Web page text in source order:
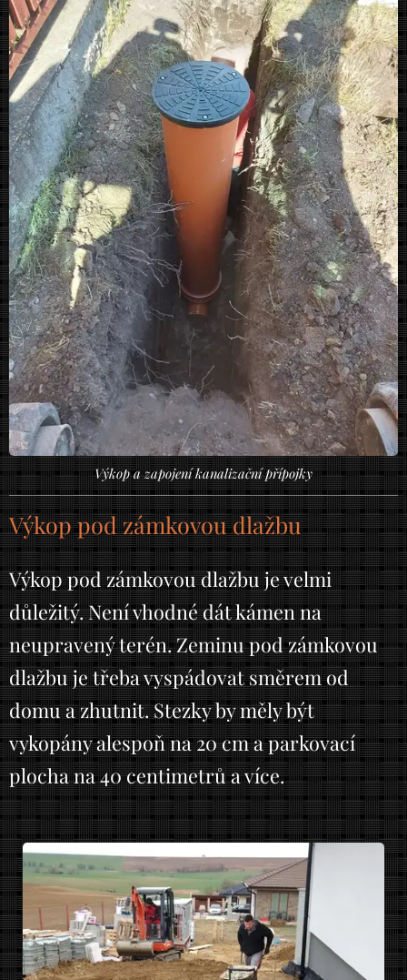
Výkop a zapojení kanalizační přípojky
Výkop pod zámkovou dlažbu
Výkop pod zámkovou dlažbu je velmi
důležitý. Není vhodné dát kámen na
neupravený terén. Zeminu pod zámkovou
dlažbu je třeba vyspádovat směrem od
domu a zhutnit. Stezky by měly být
vykopány alespoň na 20 cm a parkovací
plocha na 40 centimetrů a více.